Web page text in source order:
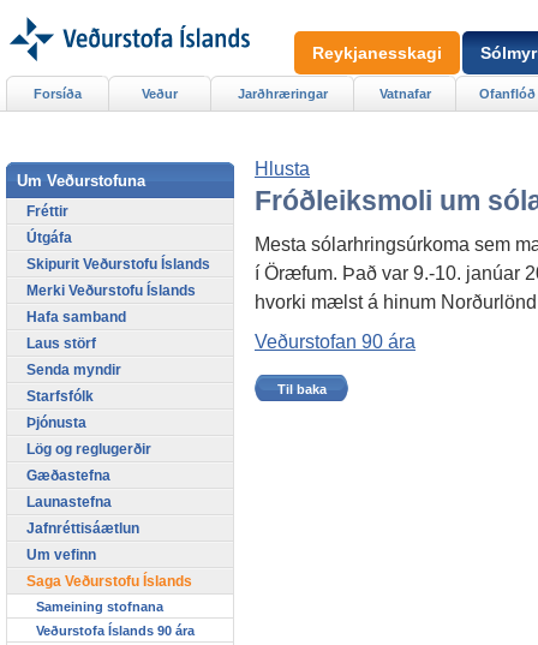
Hlusta
Fróðleiksmoli um
Mesta sólarhringsúrkoma sem
í Öræfum. Það var 9.-10. janúar
hvorki mælst á hinum
Veðurstofan 90 ára
Til baka
Forsíða Veður Jarðhræringar Vatnafar Ofanflóð
Um Veðurstofuna
Fréttir
Útgáfa
Skipurit Veðurstofu Íslands
Merki Veðurstofu Íslands
Hafa samband
Laus störf
Senda myndir
Starfsfólk
Þjónusta
Lög og reglugerðir
Gæðastefna
Launastefna
Jafnréttisáætlun
Um vefinn
Saga Veðurstofu Íslands
Sameining stofnana
Veðurstofa Íslands 90 ára
Reykjanesskagi